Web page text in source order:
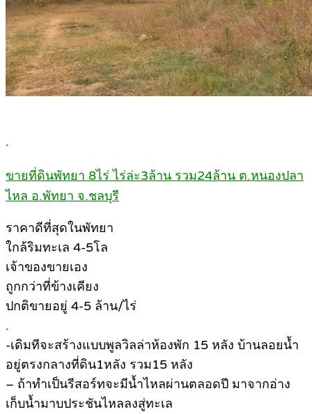
.
ขายที่ดินพัทยา 8ไร่ ไร่ล่ะ3ล้าน รวม24ล้าน ต.หนองปลา
ไหล อ.พัทยา จ.ชลบุรี
ราคาดีที่สุดในพัทยา
ใกล้ริมทะเล 4-5โล
เจ้าของขายเอง
ถูกกว่าที่ข้างเคียง
ปกติขายอยู่ 4-5 ล้าน/ไร่
.
-เดิมทีจะสร้างแบบพูลวิลล่าห้องพัก 15 หลัง บ้านลอยน้ำ
อยู่ตรงกลางที่ดิน1หลัง รวม15 หลัง
– ถ้าทำเป็นรีสอร์ทจะมีน้ำไหลผ่านตลอดปี มาจากอ่าง
เก็บน้ำมาบประชันไหลลงสู่ทะเล